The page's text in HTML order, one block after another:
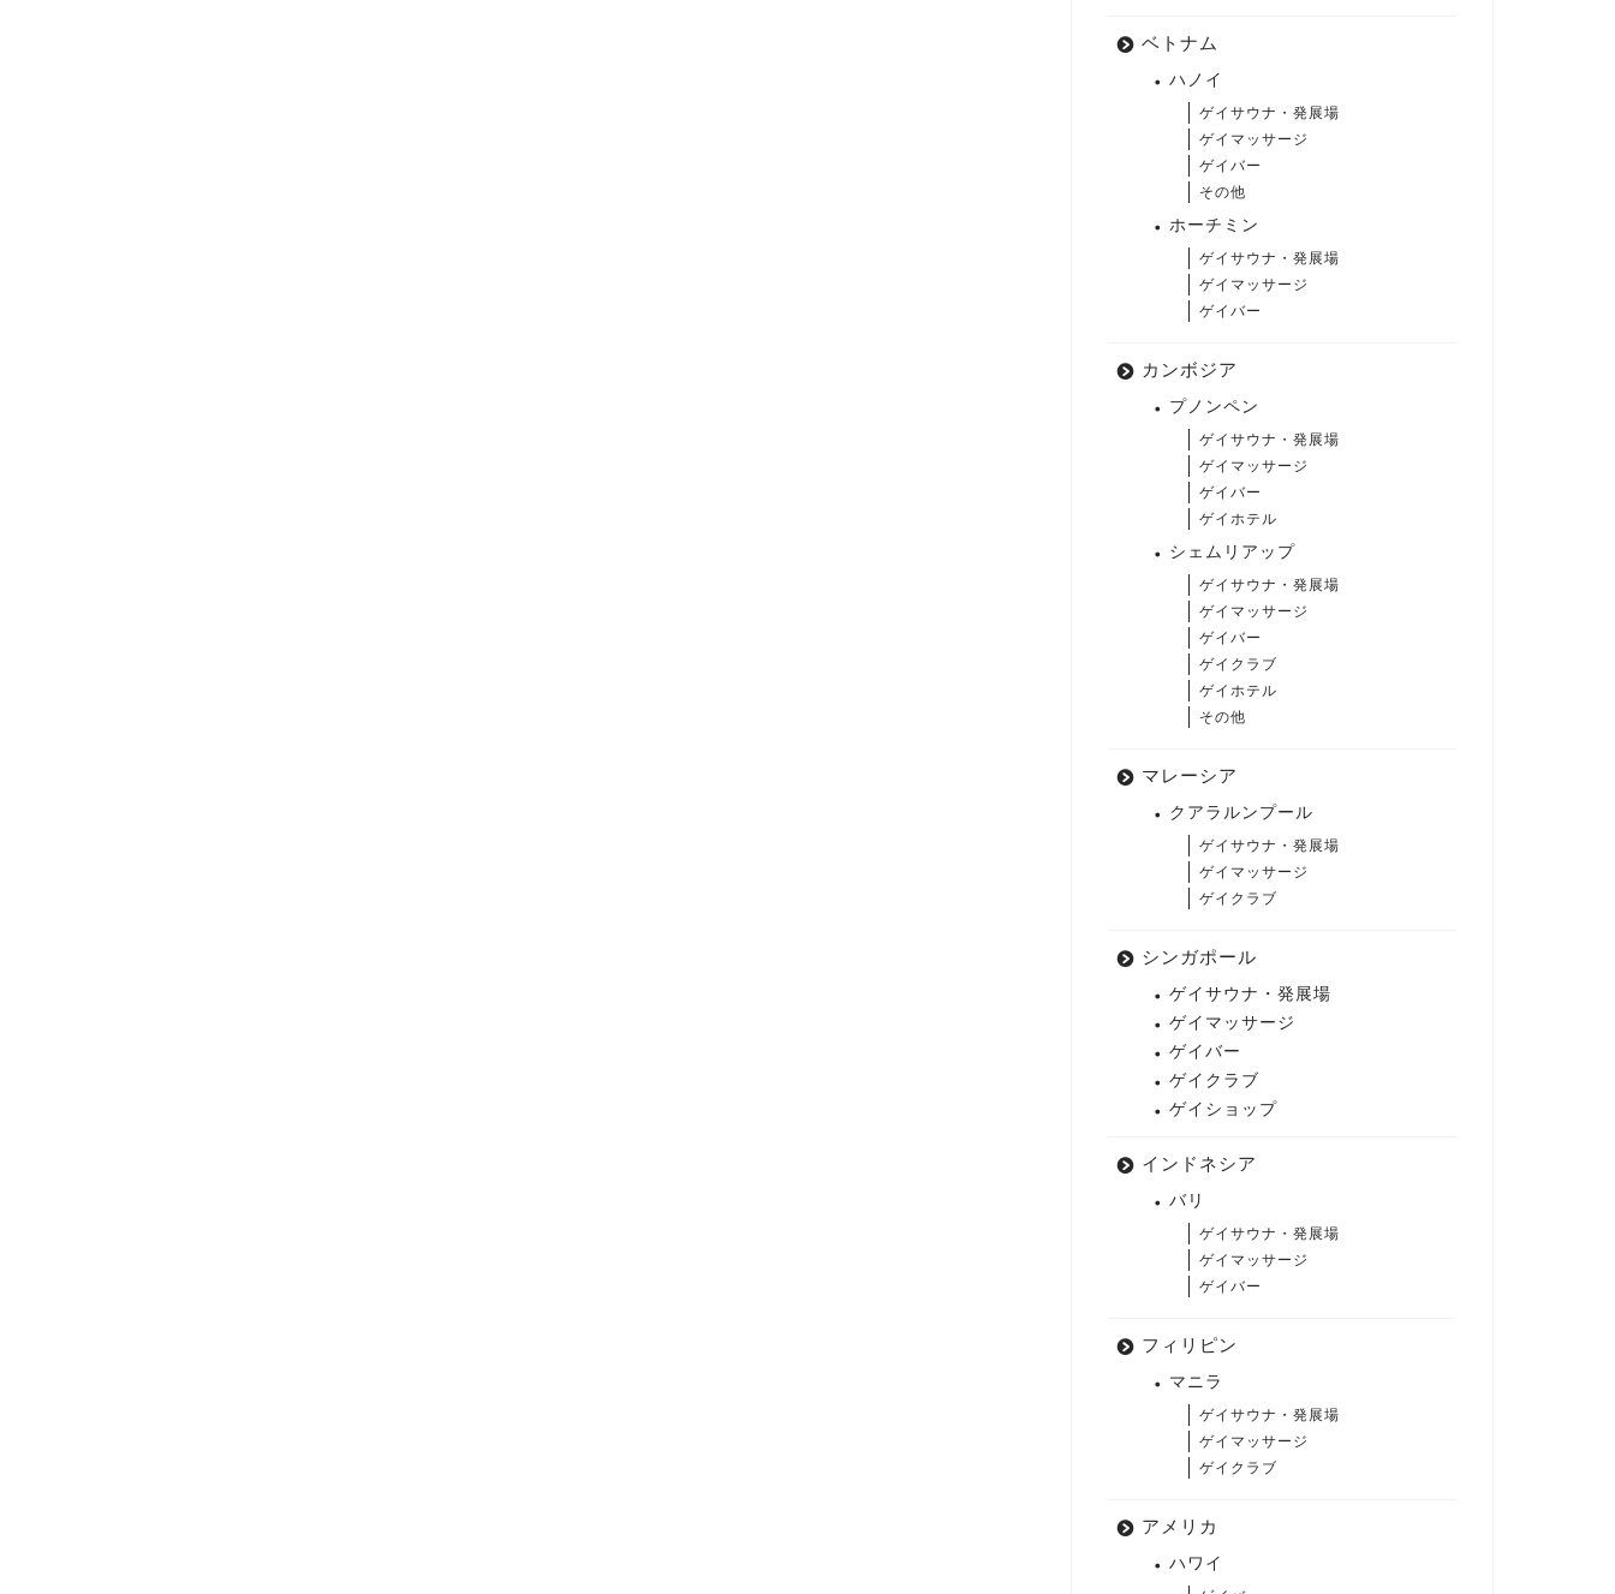
ベトナム
ハノイ
ゲイサウナ・発展場
ゲイマッサージ
ゲイバー
その他
ホーチミン
ゲイサウナ・発展場
ゲイマッサージ
ゲイバー
カンボジア
プノンペン
ゲイサウナ・発展場
ゲイマッサージ
ゲイバー
ゲイホテル
シェムリアップ
ゲイサウナ・発展場
ゲイマッサージ
ゲイバー
ゲイクラブ
ゲイホテル
その他
マレーシア
クアラルンプール
ゲイサウナ・発展場
ゲイマッサージ
ゲイクラブ
シンガポール
ゲイサウナ・発展場
ゲイマッサージ
ゲイバー
ゲイクラブ
ゲイショップ
インドネシア
バリ
ゲイサウナ・発展場
ゲイマッサージ
ゲイバー
フィリピン
マニラ
ゲイサウナ・発展場
ゲイマッサージ
ゲイクラブ
アメリカ
ハワイ